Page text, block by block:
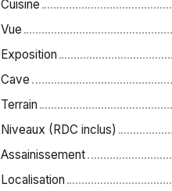
Cuisine
Vue
Exposition
Cave
Terrain
Niveaux (RDC inclus)
Assainissement
Localisation